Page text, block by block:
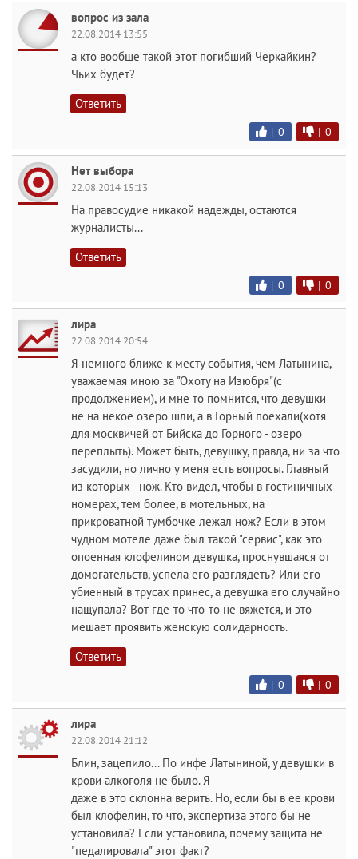
вопрос из зала
22.08.2014 13:55
а кто вообще такой этот погибший Черкайкин?
Чьих будет?
Ответить
| 0 | 0
Нет выбора
22.08.2014 15:13
На правосудие никакой надежды, остаются
журналисты...
Ответить
| 0 | 0
лира
22.08.2014 20:54
Я немного ближе к месту события, чем Латынина,
уважаемая мною за "Охоту на Изюбря"(с
продолжением), и мне то помнится, что девушки
не на некое озеро шли, а в Горный поехали(хотя
для москвичей от Бийска до Горного - озеро
переплыть). Может быть, девушку, правда, ни за что
засудили, но лично у меня есть вопросы. Главный
из которых - нож. Кто видел, чтобы в гостиничных
номерах, тем более, в мотельных, на
прикроватной тумбочке лежал нож? Если в этом
чудном мотеле даже был такой "сервис", как это
опоенная клофелином девушка, проснувшаяся от
домогательств, успела его разглядеть? Или его
убиенный в трусах принес, а девушка его случайно
нащупала? Вот где-то что-то не вяжется, и это
мешает проявить женскую солидарность.
Ответить
| 0 | 0
лира
22.08.2014 21:12
Блин, зацепило... По инфе Латыниной, у девушки в
крови алкоголя не было. Я
даже в это склонна верить. Но, если бы в ее крови
был клофелин, то что, экспертиза этого бы не
установила? Если установила, почему защита не
"педалировала" этот факт?